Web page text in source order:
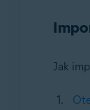
Jak